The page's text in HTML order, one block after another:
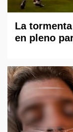
La
en pleno